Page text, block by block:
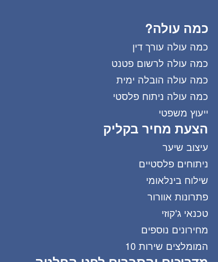
כמה עולה?
כמה עולה עורך דין
כמה עולה לרשום פטנט
כמה עולה הובלה ימית
כמה עולה ניתוח פלסטי
ייעוץ משפטי
הצעת מחיר בקליק
עיצוב שיער
ניתוחים פלסטיים
שילוח בינלאומי
פתרונות אוורור
טכנאי ג'קוזי
מחירונים נוספים
המומלצים שירות 10